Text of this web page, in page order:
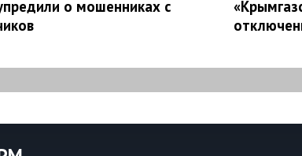
о мошенниках с